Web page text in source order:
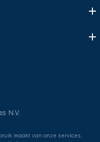
N.V.
maakt van onze services,